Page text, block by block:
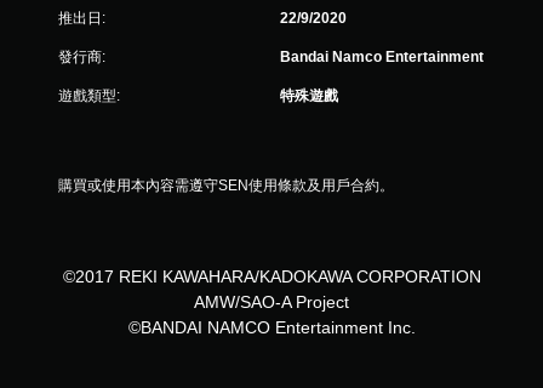
推出日: 22/9/2020
發行商: Bandai Namco Entertainment
遊戲類型: 特殊遊戲
購買或使用本內容需遵守SEN使用條款及用戶合約。
©2017 REKI KAWAHARA/KADOKAWA CORPORATION
AMW/SAO-A Project
©BANDAI NAMCO Entertainment Inc.